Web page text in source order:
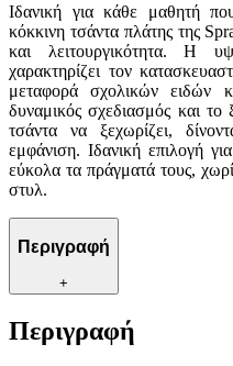
Ιδανική για κάθε μαθητή
κόκκινη τσάντα πλάτης της
και λειτουργικότητα. Η
χαρακτηρίζει τον
μεταφορά σχολικών ειδών
δυναμικός σχεδιασμός και
τσάντα να ξεχωρίζει,
εμφάνιση. Ιδανική επιλογή
εύκολα τα πράγματά τους,
στυλ.
Περιγραφή
+
Περιγραφή